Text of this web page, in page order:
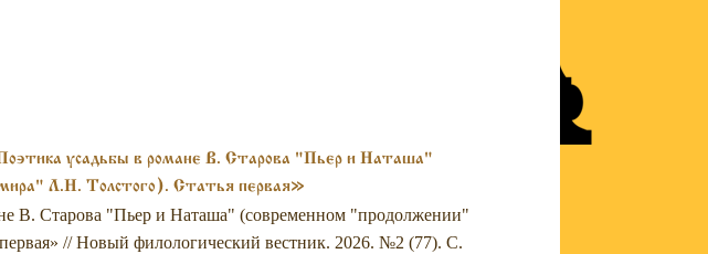
усадьбы в романе В. Старова "Пьер и Наташа"
Л.Н. Толстого). Статья первая»
В. Старова "Пьер и Наташа" (современном "продолжении"
// Новый филологический вестник. 2026. №2 (77). С.